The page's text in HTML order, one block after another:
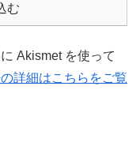
む
Akismet を使って
詳細はこちらをご覧